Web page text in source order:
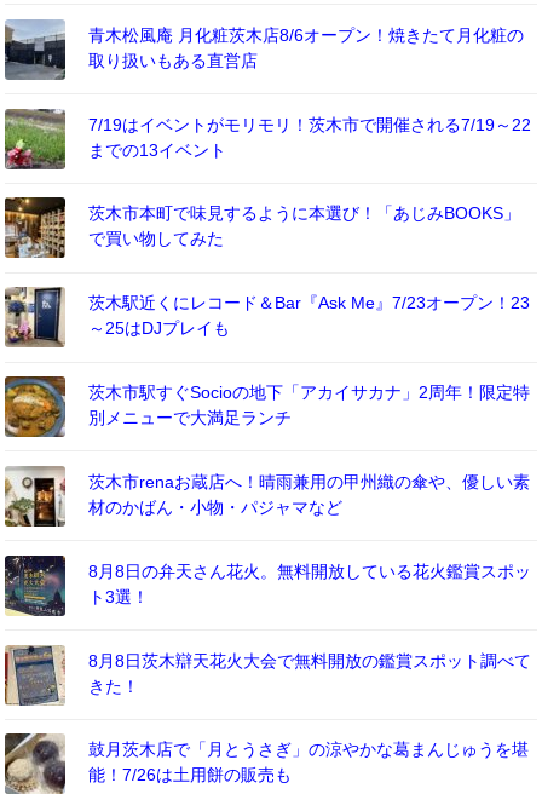
青木松風庵 月化粧茨木店8/6オープン！焼きたて月化粧の
取り扱いもある直営店
7/19はイベントがモリモリ！茨木市で開催される7/19～22
までの13イベント
茨木市本町で味見するように本選び！「あじみBOOKS」
で買い物してみた
茨木駅近くにレコード＆Bar『Ask Me』7/23オープン！23
～25はDJプレイも
茨木市駅すぐSocioの地下「アカイサカナ」2周年！限定特
別メニューで大満足ランチ
茨木市renaお蔵店へ！晴雨兼用の甲州織の傘や、優しい素
材のかばん・小物・パジャマなど
8月8日の弁天さん花火。無料開放している花火鑑賞スポッ
ト3選！
8月8日茨木辯天花火大会で無料開放の鑑賞スポット調べて
きた！
鼓月茨木店で「月とうさぎ」の涼やかな葛まんじゅうを堪
能！7/26は土用餅の販売も